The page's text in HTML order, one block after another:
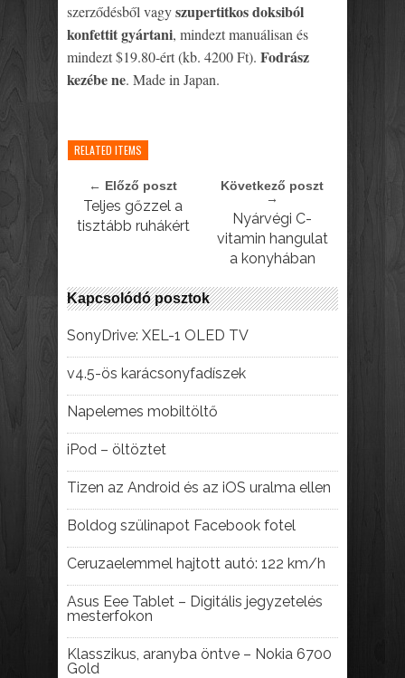
szerződésből vagyszupertitkos doksiból
konfettit gyártani, mindezt manuálisan és
mindezt $19.80-ért (kb. 4200 Ft). Fodrász
kezébe ne. Made in Japan.
RELATED ITEMS
← Előző poszt
Teljes gőzzel a
tisztább ruhákért
Következő poszt
→
Nyárvégi C-
vitamin hangulat
a konyhában
Kapcsolódó posztok
SonyDrive: XEL-1 OLED TV
v4.5-ös karácsonyfadíszek
Napelemes mobiltöltő
iPod – öltöztet
Tizen az Android és az iOS uralma ellen
Boldog szülinapot Facebook fotel
Ceruzaelemmel hajtott autó: 122 km/h
Asus Eee Tablet – Digitális jegyzetelés
mesterfokon
Klasszikus, aranyba öntve – Nokia 6700
Gold